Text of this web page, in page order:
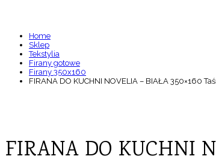
Home
Sklep
Tekstylia
Firany gotowe
Firany 350x160
FIRANA DO KUCHNI NOVELIA – BIAŁA 350×160
FIRANA DO KUCHNI